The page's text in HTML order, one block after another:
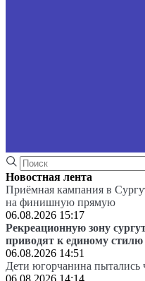
Новостная лента
Приёмная кампания в
на финишную прямую
06.08.2026 15:17
Рекреационную зону
приводят к единому стилю
06.08.2026 14:51
Дети югорчанина пытались
06.08.2026 14:14